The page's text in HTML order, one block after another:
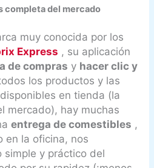
completa del mercado
muy conocida por los
Express , su aplicación
de compras y hacer clic y
los productos y las
en tienda (la
mercado), hay muchas
entrega de comestibles ,
en la oficina, nos
simple y práctico del